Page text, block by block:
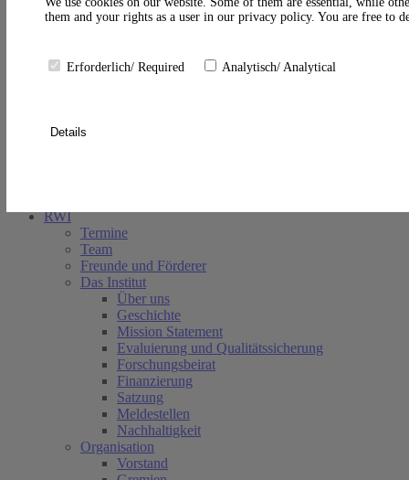
Suche schließen
RWI
Termine
Team
Freunde und Förderer
Das Institut
Über uns
Geschichte
Mission Statement
Evaluierung und Qualitätssicherung
Forschungsbeirat
Finanzierung
Satzung
Meldestellen
Nachhaltigkeit
Organisation
Vorstand
them and your rights as a user in our privacy policy. You are free to
Erforderlich/ Required Analytisch/ Analytical
Details